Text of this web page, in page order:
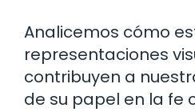
Analicemos cómo
representaciones
contribuyen a
de su papel en la fe